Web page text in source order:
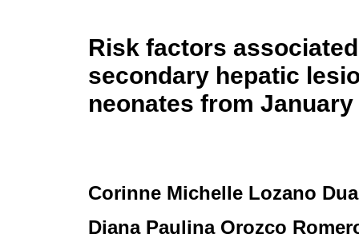
Risk factors
secondary hepatic
neonates from
Corinne Michelle Lozano
Diana Paulina Orozco